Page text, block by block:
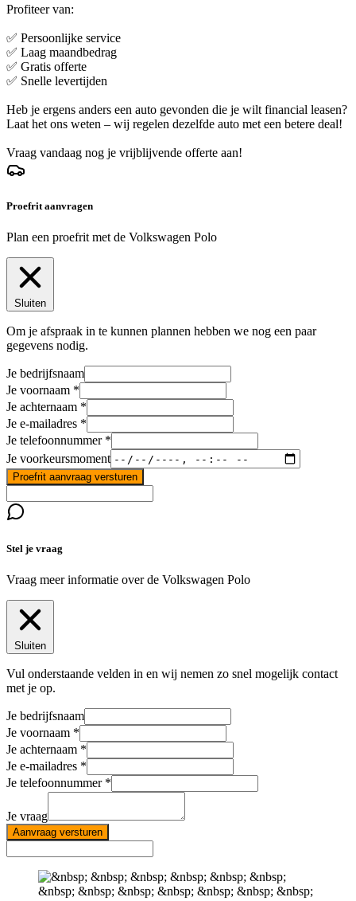
Profiteer van:
✅ Persoonlijke service
✅ Laag maandbedrag
✅ Gratis offerte
✅ Snelle levertijden
Heb je ergens anders een auto gevonden die je wilt financial leasen?
Laat het ons weten – wij regelen dezelfde auto met een betere deal!
Vraag vandaag nog je vrijblijvende offerte aan!
Proefrit aanvragen
Plan een proefrit met de Volkswagen Polo
Sluiten
Om je afspraak in te kunnen plannen hebben we nog een paar
gegevens nodig.
Je bedrijfsnaam
Je voornaam
Je achternaam
Je e-mailadres
Je telefoonnummer
Je voorkeursmoment
Proefrit aanvraag versturen
Stel je vraag
Vraag meer informatie over de Volkswagen Polo
Sluiten
Vul onderstaande velden in en wij nemen zo snel mogelijk contact
met je op.
Je bedrijfsnaam
Je voornaam
Je achternaam
Je e-mailadres
Je telefoonnummer
Je vraag
Aanvraag versturen